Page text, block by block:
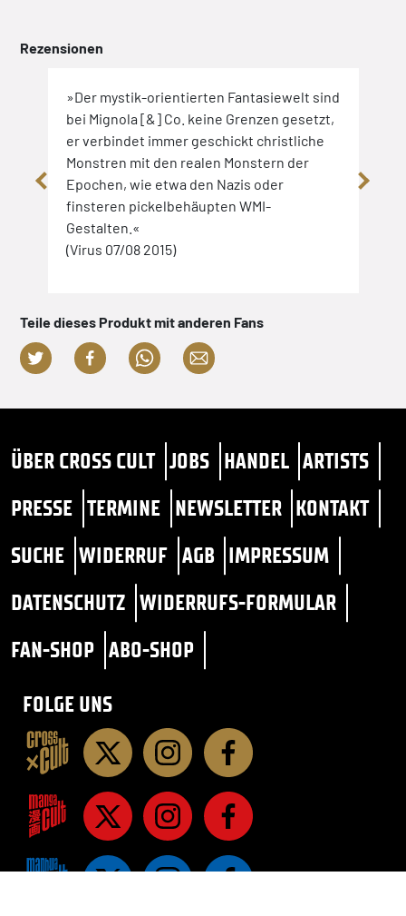
Rezensionen
»Der mystik-orientierten Fantasiewelt sind
bei Mignola [&] Co. keine Grenzen gesetzt,
er verbindet immer geschickt christliche
Monstren mit den realen Monstern der
Epochen, wie etwa den Nazis oder
finsteren pickelbehäupten WMI-
Gestalten.«
(Virus 07/08 2015)
Teile dieses Produkt mit anderen Fans
ÜBER CROSS CULT JOBS HANDEL ARTISTS
PRESSE TERMINE NEWSLETTER KONTAKT
SUCHE WIDERRUF AGB IMPRESSUM
DATENSCHUTZ WIDERRUFS-FORMULAR
FAN-SHOP ABO-SHOP
FOLGE UNS